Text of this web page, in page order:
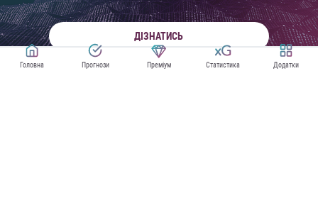
ДІЗНАТИСЬ
Головна Прогнози Преміум Статистика Додатки